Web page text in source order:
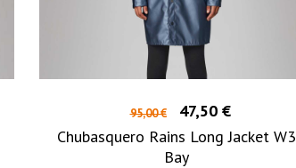
95,00 €
47,50 €
Chubasquero Rains Long Jacket W3
Bay